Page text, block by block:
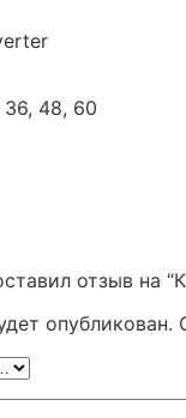
36, 48, 60
отзыв на
опубликован.